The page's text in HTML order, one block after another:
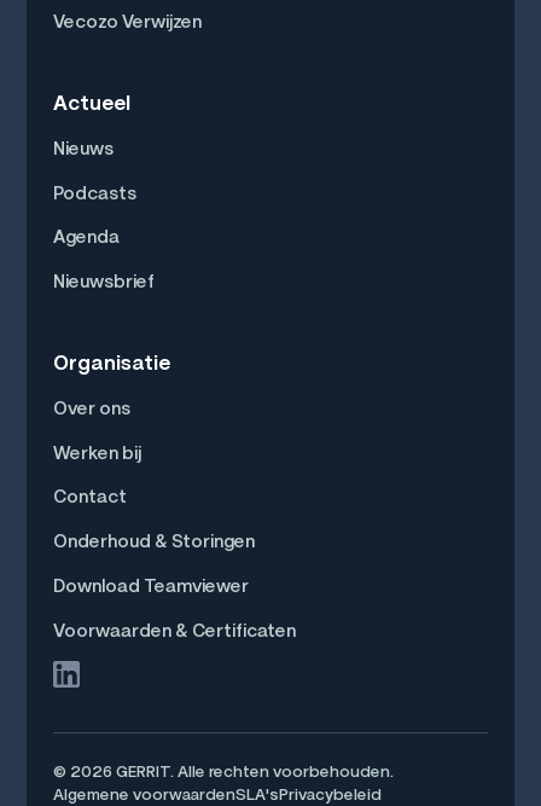
Vecozo Verwijzen
Actueel
Nieuws
Podcasts
Agenda
Nieuwsbrief
Organisatie
Over ons
Werken bij
Contact
Onderhoud & Storingen
Download Teamviewer
Voorwaarden & Certificaten
© 2026 GERRIT. Alle rechten voorbehouden.
Algemene voorwaardenSLA'sPrivacybeleid